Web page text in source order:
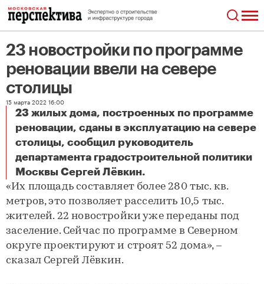
23 новостройки по программе
реновации ввели на севере
столицы
15 марта 2022 16:00
23 жилых дома, построенных по программе
реновации, сданы в эксплуатацию на севере
столицы, сообщил руководитель
департамента градостроительной политики
Москвы Сергей Лёвкин.
«Их площадь составляет более 280 тыс. кв.
метров, это позволяет расселить 10,5 тыс.
жителей. 22 новостройки уже переданы под
заселение. Сейчас по программе в Северном
округе проектируют и строят 52 дома», –
сказал Сергей Лёвкин.